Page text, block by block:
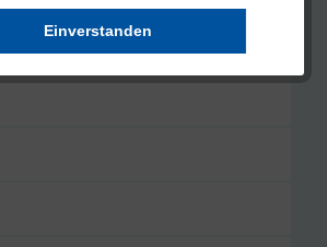
Einverstanden
Last (GL)